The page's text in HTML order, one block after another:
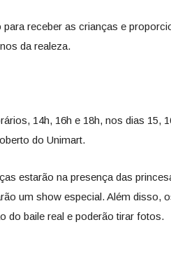
receber as crianças e
da realeza.
14h, 16h e 18h, nos dias 15,
do Unimart.
estarão na presença das
um show especial. Além disso,
do baile real e poderão tirar fotos.